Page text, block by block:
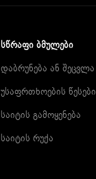
ᲡᲬᲠᲐᲤᲘ ᲑᲛᲣᲚᲔᲑᲘ
დაბრუნება ან შეცვლა
უსაფრთხოების წესები
საიტის გამოყენება
საიტის რუქა